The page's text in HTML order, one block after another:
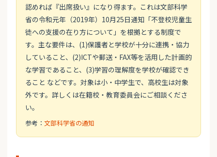
認めれば『出席扱い』になり得ます。これは文部科学
省の令和元年（2019年）10月25日通知「不登校児童生
徒への支援の在り方について」を根拠とする制度で
す。主な要件は、(1)保護者と学校が十分に連携・協力
していること、(2)ICTや郵送・FAX等を活用した計画的
な学習であること、(3)学習の理解度を学校が確認でき
ること などです。対象は小・中学生で、高校生は対象
外です。詳しくは在籍校・教育委員会にご相談くださ
い。
参考： 文部科学省の通知